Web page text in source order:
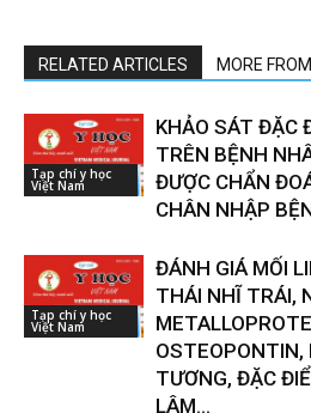
RELATED ARTICLES MORE
Tạp chí y học
Việt Nam
KHẢO SÁT ĐẶC
TRÊN BỆNH
ĐƯỢC CHẨN
CHÂN NHẬP
Tạp chí y học
Việt Nam
ĐÁNH GIÁ MỐI
THÁI NHĨ TRÁI,
OSTEOPONTIN,
TƯƠNG, ĐẶC
LÂM...